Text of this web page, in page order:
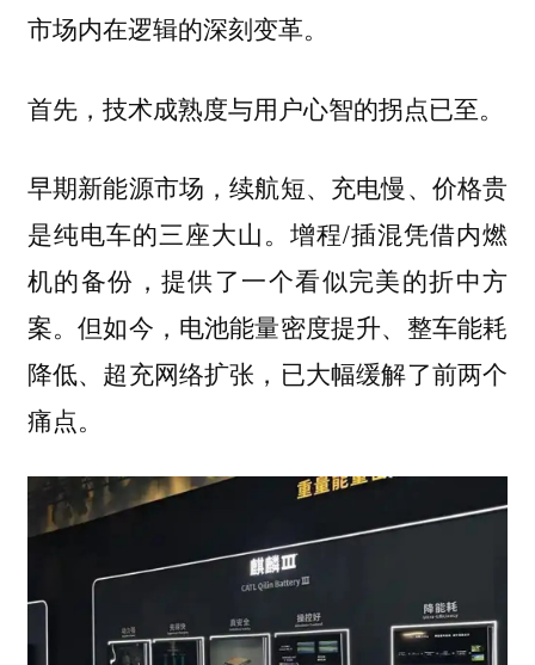
市场内在逻辑的深刻变革。
首先，技术成熟度与用户心智的拐点已至。
早期新能源市场，续航短、充电慢、价格贵
是纯电车的三座大山。增程/插混凭借内燃
机的备份，提供了一个看似完美的折中方
案。但如今，电池能量密度提升、整车能耗
降低、超充网络扩张，已大幅缓解了前两个
痛点。